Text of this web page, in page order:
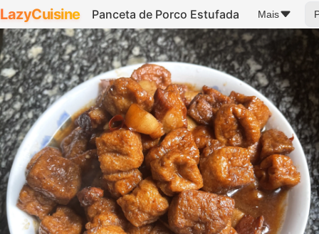
LazyCuisine Panceta de Porco Estufada Mais